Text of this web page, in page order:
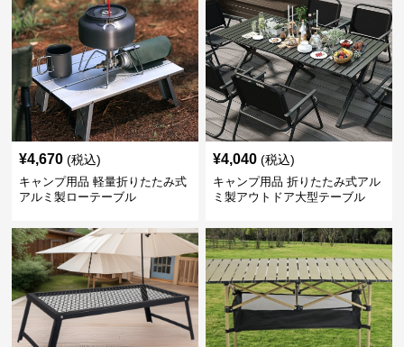
¥4,670 (税込)
キャンプ用品 軽量折りたたみ式
アルミ製ローテーブル
¥4,040 (税込)
キャンプ用品 折りたたみ式アル
ミ製アウトドア大型テーブル